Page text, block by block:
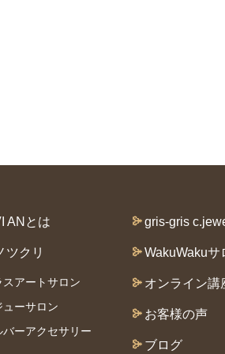
ANとは
ツクリ
スアートサロン
ューサロン
バーアクセサリー
gris-gris
WakuWakuサ
オンライン講
お客様の声
ブログ